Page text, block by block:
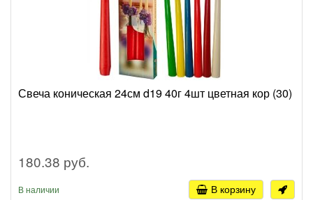
Свеча коническая 24см d19 40г 4шт цветная кор (30)
180.38 руб.
В наличии В корзину